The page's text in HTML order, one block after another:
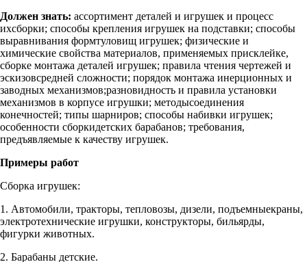
Должен знать: ассортимент деталей и игрушек и процесс
ихсборки; способы крепления игрушек на подставки; способы
выравнивания формтуловищ игрушек; физические и
химические свойства материалов, применяемых присклейке,
сборке монтажа деталей игрушек; правила чтения чертежей и
эскизовсредней сложности; порядок монтажа инерционных и
заводных механизмов;разновидность и правила установки
механизмов в корпусе игрушки; методысоединения
конечностей; типы шарниров; способы набивки игрушек;
особенности сборкидетских барабанов; требования,
предъявляемые к качеству игрушек.
Примеры работ
Сборка игрушек:
1. Автомобили, тракторы, тепловозы, дизели, подъемныекраны,
электротехнические игрушки, конструкторы, бильярды,
фигурки животных.
2. Барабаны детские.